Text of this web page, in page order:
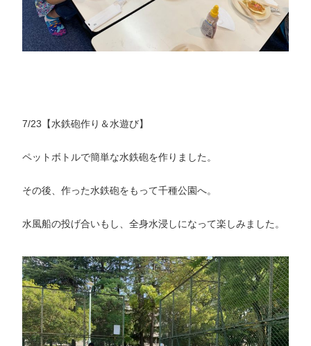
7/23【水鉄砲作り＆水遊び】
ペットボトルで簡単な水鉄砲を作りました。
その後、作った水鉄砲をもって千種公園へ。
水風船の投げ合いもし、全身水浸しになって楽しみました。